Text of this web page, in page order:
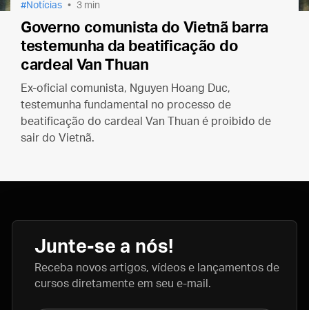
Notícias 3 min
Governo comunista do Vietnã barra
testemunha da beatificação do
cardeal Van Thuan
Ex-oficial comunista, Nguyen Hoang Duc,
testemunha fundamental no processo de
beatificação do cardeal Van Thuan é proibido de
sair do Vietnã.
Junte-se a nós!
Receba novos artigos, vídeos e lançamentos de
cursos diretamente em seu e-mail.